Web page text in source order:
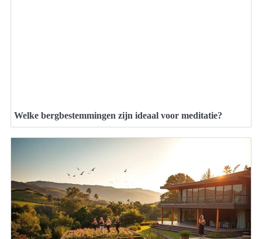
Welke bergbestemmingen zijn ideaal voor meditatie?